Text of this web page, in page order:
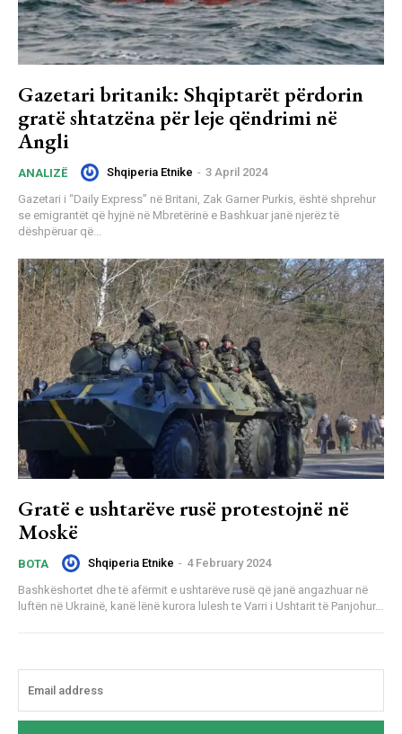
Gazetari britanik: Shqiptarët përdorin
gratë shtatzëna për leje qëndrimi në
Angli
ANALIZË Shqiperia Etnike - 3 April 2024
Gazetari i “Daily Express” në Britani, Zak Garner Purkis, është shprehur
se emigrantët që hyjnë në Mbretërinë e Bashkuar janë njerëz të
dëshpëruar që...
Gratë e ushtarëve rusë protestojnë në
Moskë
BOTA Shqiperia Etnike - 4 February 2024
Bashkëshortet dhe të afërmit e ushtarëve rusë që janë angazhuar në
luftën në Ukrainë, kanë lënë kurora lulesh te Varri i Ushtarit të Panjohur...